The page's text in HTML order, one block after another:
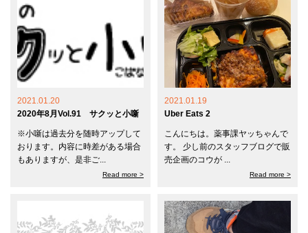
2021.01.20
2020年8月Vol.91 サクッと小噺
※小噺は過去分を随時アップして
おります。内容に時差がある場合
もありますが、是非ご...
Read more >
2021.01.19
Uber Eats 2
こんにちは。薬事課ヤッちゃんで
す。 少し前のスタッフブログで販
売企画のコウが ...
Read more >